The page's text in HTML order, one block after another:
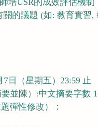
培USR的成效評估機制
的議題 (如: 教育實習
7日（星期五）23:59 止
並陳）:中文摘要字數
彈性修改）：